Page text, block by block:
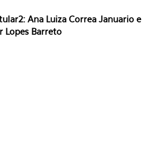
Ana Luiza Correa Januario e
Lopes Barreto